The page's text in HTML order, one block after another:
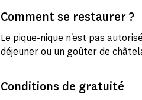
Comment se restaurer ?
Le pique-nique n'est pas
déjeuner ou un goûter de
Conditions de gratuité